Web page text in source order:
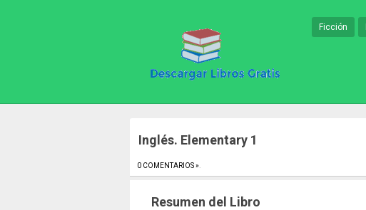
Ficción
Inglés. Elementary 1
0 COMENTARIOS »
Resumen del Libro